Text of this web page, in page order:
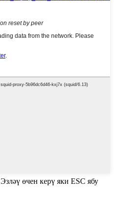
Эзләү өчен керү яки ESC ябу